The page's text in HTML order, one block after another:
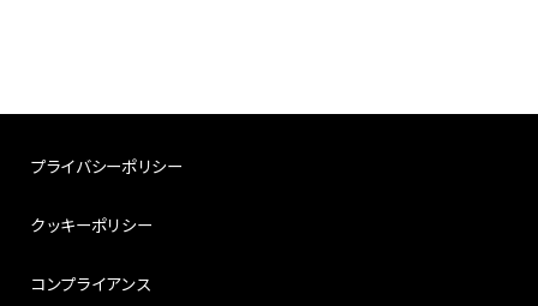
プライバシーポリシー
クッキーポリシー
コンプライアンス